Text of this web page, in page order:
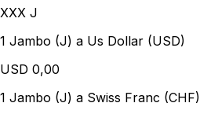
XXX J
1 Jambo (J) a Us Dollar (USD)
USD 0,00
1 Jambo (J) a Swiss Franc (CHF)